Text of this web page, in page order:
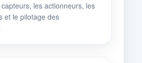
les actionneurs, les
et le pilotage des